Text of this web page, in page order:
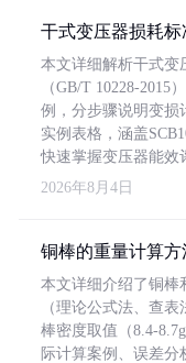
干式变压器损耗
本文详细解析干式变
（GB/T 10228-2015
例，分步骤说明变损
实例表格，涵盖
快速掌握变压器能效
2026年8月4日
铜棒的重量计算方
本文详细介绍了铜棒
（理论公式法、查
棒密度取值（8.4-
际计算案例、误差分